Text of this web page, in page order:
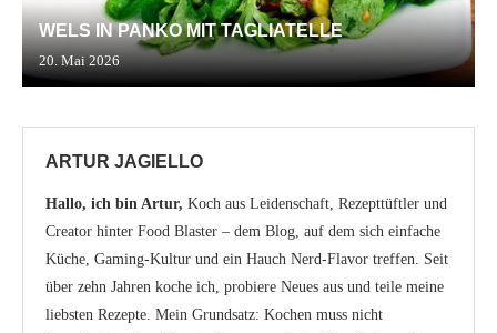
WELS IN PANKO MIT TAGLIATELLE
20. Mai 2026
ARTUR JAGIELLO
Hallo, ich bin Artur, Koch aus Leidenschaft, Rezepttüftler und
Creator hinter Food Blaster – dem Blog, auf dem sich einfache
Küche, Gaming-Kultur und ein Hauch Nerd-Flavor treffen. Seit
über zehn Jahren koche ich, probiere Neues aus und teile meine
liebsten Rezepte. Mein Grundsatz: Kochen muss nicht